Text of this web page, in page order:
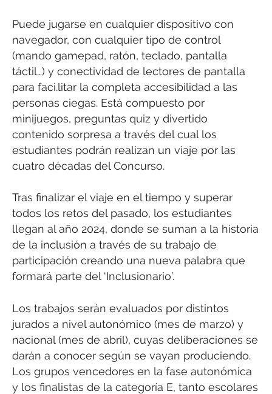
Puede jugarse en cualquier dispositivo con
navegador, con cualquier tipo de control
(mando gamepad, ratón, teclado, pantalla
táctil…) y conectividad de lectores de pantalla
para faci.litar la completa accesibilidad a las
personas ciegas. Está compuesto por
minijuegos, preguntas quiz y divertido
contenido sorpresa a través del cual los
estudiantes podrán realizan un viaje por las
cuatro décadas del Concurso.
Tras finalizar el viaje en el tiempo y superar
todos los retos del pasado, los estudiantes
llegan al año 2024, donde se suman a la historia
de la inclusión a través de su trabajo de
participación creando una nueva palabra que
formará parte del ‘Inclusionario’.
Los trabajos serán evaluados por distintos
jurados a nivel autonómico (mes de marzo) y
nacional (mes de abril), cuyas deliberaciones se
darán a conocer según se vayan produciendo.
Los grupos vencedores en la fase autonómica
y los finalistas de la categoría E, tanto escolares